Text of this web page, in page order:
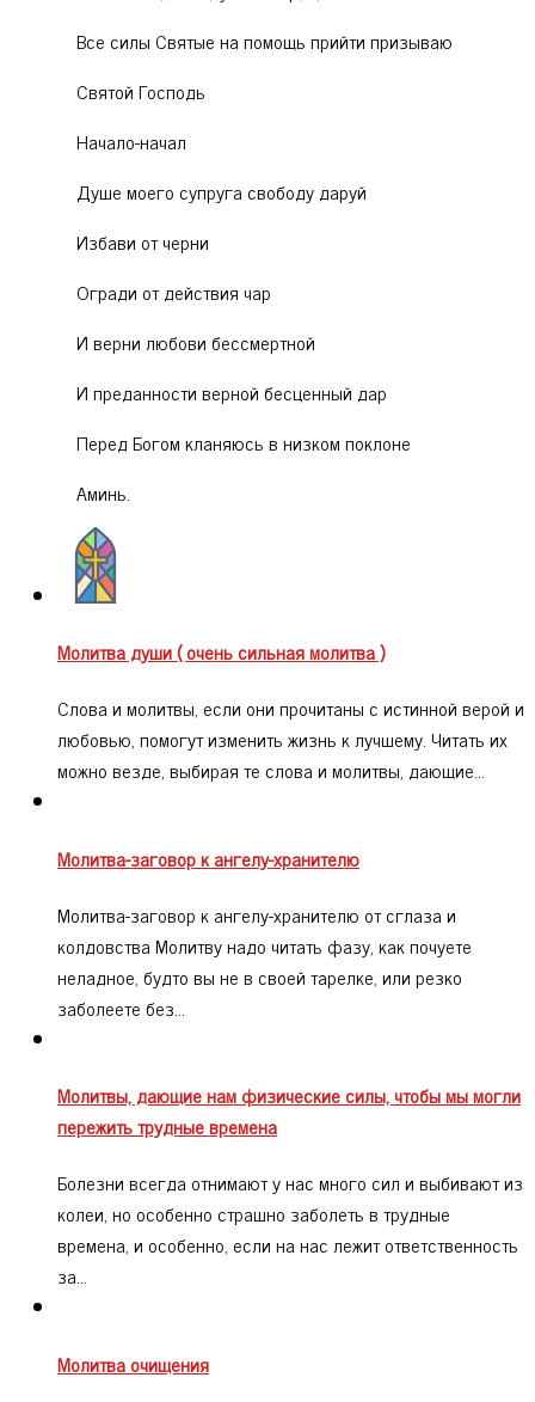
Все силы Святые на помощь прийти призываю
Святой Господь
Начало-начал
Душе моего супруга свободу даруй
Избави от черни
Огради от действия чар
И верни любови бессмертной
И преданности верной бесценный дар
Перед Богом кланяюсь в низком поклоне
Аминь.
Молитва души ( очень сильная молитва )
Слова и молитвы, если они прочитаны с истинной верой и
любовью, помогут изменить жизнь к лучшему. Читать их
можно везде, выбирая те слова и молитвы, дающие…
Молитва-заговор к ангелу-хранителю
Молитва-заговор к ангелу-хранителю от сглаза и
колдовства Молитву надо читать фазу, как почуете
неладное, будто вы не в своей тарелке, или резко
заболеете без…
Молитвы, дающие нам физические силы, чтобы мы могли
пережить трудные времена
Болезни всегда отнимают у нас много сил и выбивают из
колеи, но особенно страшно заболеть в трудные
времена, и особенно, если на нас лежит ответственность
за…
Молитва очищения